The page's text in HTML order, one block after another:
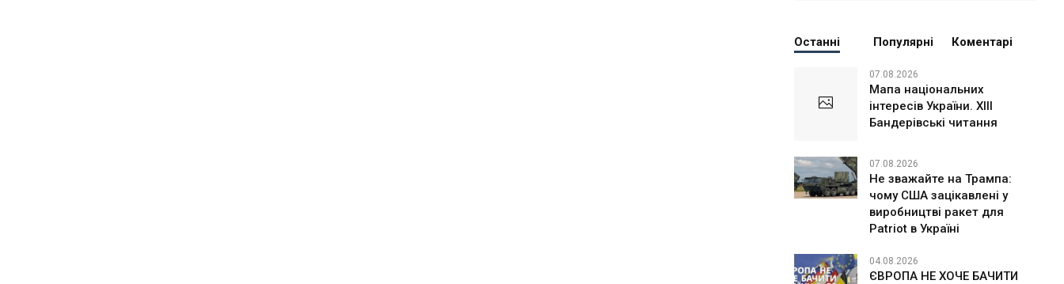
Останні Популярні Коментарі
07.08.2026
Мапа національних
інтересів України. ХІІІ
Бандерівські читання
07.08.2026
Не зважайте на Трампа:
чому США зацікавлені у
виробництві ракет для
Patriot в Україні
04.08.2026
ЄВРОПА НЕ ХОЧЕ БАЧИТИ